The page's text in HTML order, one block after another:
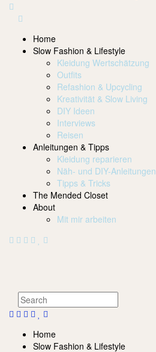
Home
Slow Fashion & Lifestyle
Kleidung Wertschätzung
Outfits
Refashion & Upcycling
Kreativität & Slow Living
DIY Ideen
Interviews
Reisen
Anleitungen & Tipps
Kleidung reparieren
Näh- und DIY-Anleitungen
Tipps & Tricks
The Mended Closet
About
Mit mir arbeiten
Home
Slow Fashion & Lifestyle